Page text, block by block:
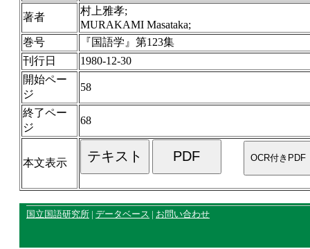
著者
村上雅孝;
MURAKAMI Masataka;
巻号
『国語学』第123集
刊行日
1980-12-30
開始ペー
ジ
58
終了ペー
ジ
68
本文表示
国立国語研究所 | データベース | お問い合わせ